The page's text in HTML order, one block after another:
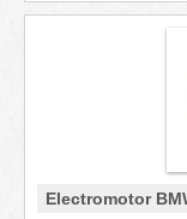
Electromotor